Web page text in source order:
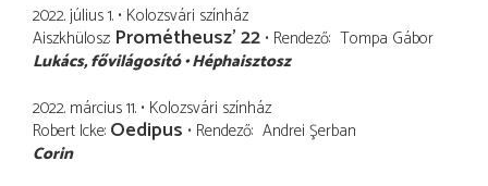
2022. július 1. Kolozsvári színház
Aiszkhülosz Prométheusz' 22 Rendező Tompa Gábor
Lukács fővilágosító Héphaisztosz
2022. március 11. Kolozsvári színház
Robert Icke Oedipus Rendező Andrei Şerban
Corin